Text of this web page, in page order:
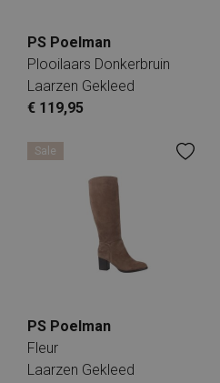
PS Poelman
Plooilaars Donkerbruin
Laarzen Gekleed
€ 119,95
Sale
PS Poelman
Fleur
Laarzen Gekleed